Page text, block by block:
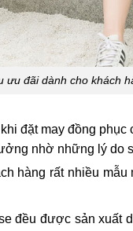
ưu đãi dành cho khách
đặt may đồng phục
nhờ những lý do
hàng rất nhiều
đều được sản xuất